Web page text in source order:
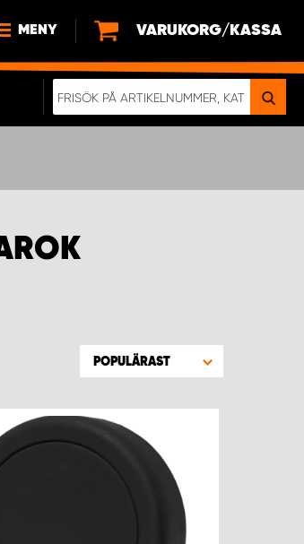
MENY
NYHETER
ETT RIKTIGT KROCKTEST
VARUKORG/KASSA
POPULÄRAST